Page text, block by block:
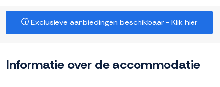
Exclusieve aanbiedingen beschikbaar - Klik hier
Informatie over de accommodatie